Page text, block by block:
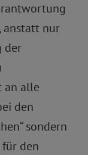
anstatt nur
der
an alle
den
sondern
den